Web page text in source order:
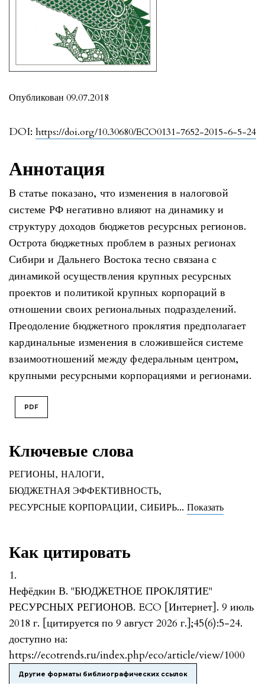
DOI: https://doi.org/10.30680/ECO0131-7652-2015-6-5-24
Опубликован 09.07.2018
Ключевые слова
РЕГИОНЫ, НАЛОГИ,
БЮДЖЕТНАЯ ЭФФЕКТИВНОСТЬ,
РЕСУРСНЫЕ КОРПОРАЦИИ, СИБИРЬ... Показать
Как цитировать
1.
Нефёдкин В. "БЮДЖЕТНОЕ ПРОКЛЯТИЕ"
РЕСУРСНЫХ РЕГИОНОВ. ECO [Интернет]. 9 июль
2018 г. [цитируется по 9 август 2026 г.];45(6):5-24.
доступно на:
https://ecotrends.ru/index.php/eco/article/view/1000
Другие форматы библиографических ссылок
Аннотация
В статье показано, что изменения в налоговой
системе РФ негативно влияют на динамику и
структуру доходов бюджетов ресурсных регионов.
Острота бюджетных проблем в разных регионах
Сибири и Дальнего Востока тесно связана с
динамикой осуществления крупных ресурсных
проектов и политикой крупных корпораций в
отношении своих региональных подразделений.
Преодоление бюджетного проклятия предполагает
кардинальные изменения в сложившейся системе
взаимоотношений между федеральным центром,
крупными ресурсными корпорациями и регионами.
PDF